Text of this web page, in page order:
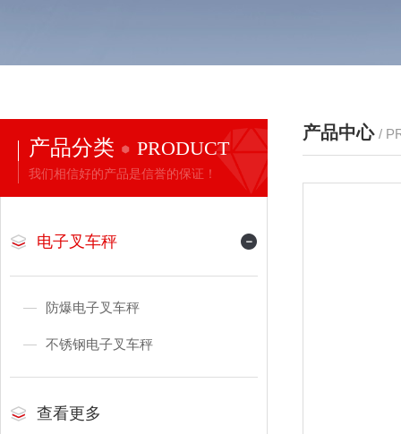
产品分类 PRODUCT
我们相信好的产品是信誉的保证！
电子叉车秤
防爆电子叉车秤
不锈钢电子叉车秤
查看更多
产品中心 /